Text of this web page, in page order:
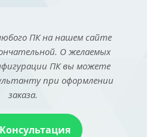
ПК на нашем сайте
О желаемых
ПК вы можете
при оформлении
заказа.
Консультация